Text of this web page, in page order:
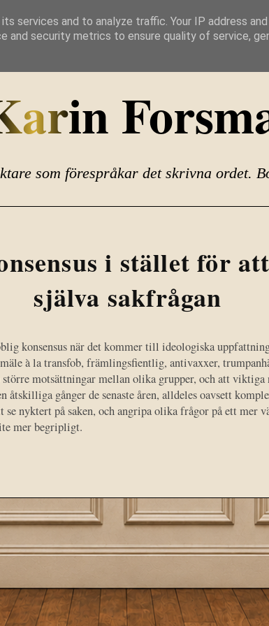
som förespråkar det skrivna ordet.
i stället för
själva sakfrågan
konsensus när det kommer till ideologiska
à la transfob, främlingsfientlig, antivaxxer,
motsättningar mellan olika grupper, och att viktiga
åtskilliga gånger de senaste åren, alldeles oavsett
nyktert på saken, och angripa olika frågor på ett mer
mer begripligt.
services and to analyze traffic. Your IP address
and security metrics to ensure quality of service,